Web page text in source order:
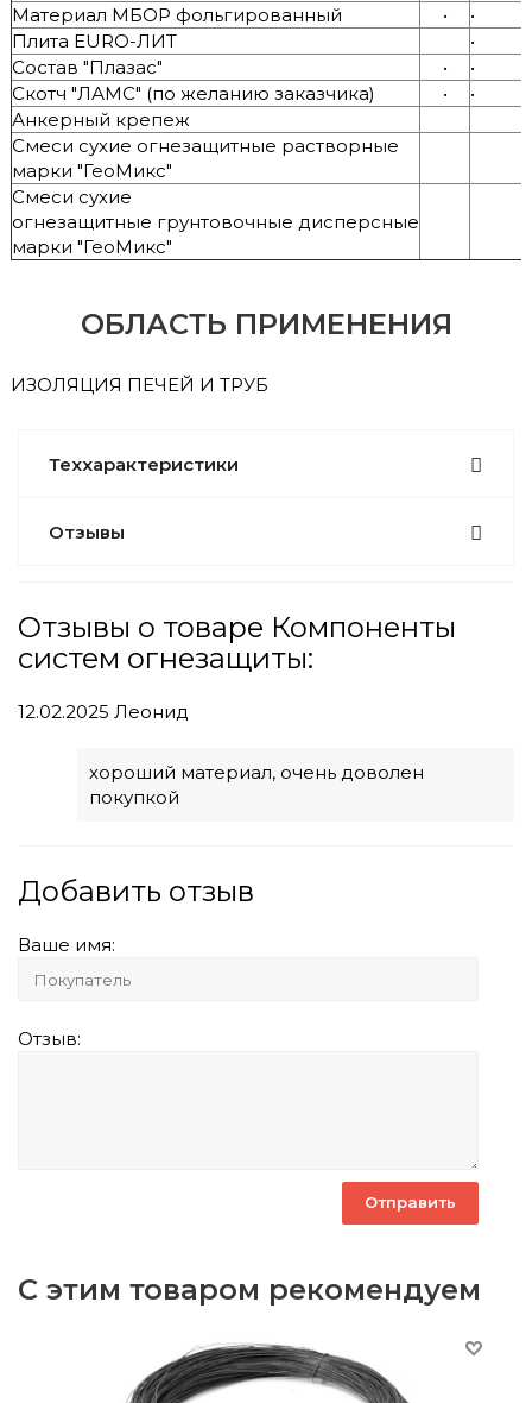
Материал МБОР фольгированный •
•
Плита EURO-ЛИТ
•
Состав "Плазас"
•
•
Скотч "ЛАМС" (по желанию заказчика)
•
•
Анкерный крепеж
Смеси сухие огнезащитные растворные
марки "ГеоМикс"
Смеси сухие
огнезащитные грунтовочные дисперсные
марки "ГеоМикс"
ОБЛАСТЬ ПРИМЕНЕНИЯ
ИЗОЛЯЦИЯ ПЕЧЕЙ И ТРУБ
Теххарактеристики
Отзывы
Отзывы о товаре Компоненты
систем огнезащиты:
12.02.2025 Леонид
хороший материал, очень доволен
покупкой
Добавить отзыв
Ваше имя:
Отзыв:
С этим товаром рекомендуем